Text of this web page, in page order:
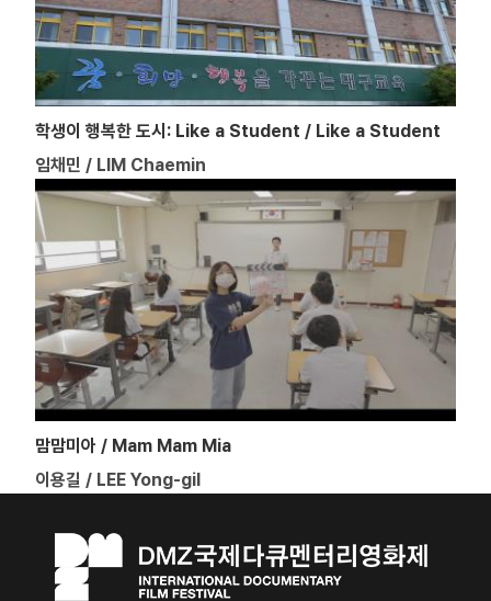
학생이 행복한 도시: Like a Student / Like a Student
임채민 / LIM Chaemin
맘맘미아 / Mam Mam Mia
이용길 / LEE Yong-gil